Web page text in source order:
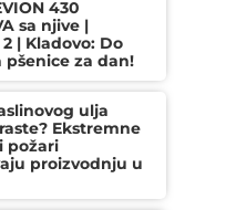
430
sa njive |
| Kladovo: Do
pšenice za dan!
ulja
Ekstremne
požari
proizvodnju u